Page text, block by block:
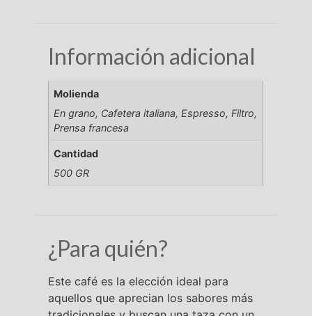
Información adicional
Molienda
En grano, Cafetera italiana, Espresso, Filtro,
Prensa francesa
Cantidad
500 GR
¿Para quién?
Este café es la elección ideal para
aquellos que aprecian los sabores más